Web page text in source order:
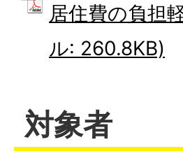
居住費の負担
ル: 260.8KB)
対象者